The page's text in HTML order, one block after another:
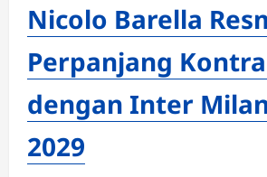
Nicolo Barella
Perpanjang
dengan Inter
2029